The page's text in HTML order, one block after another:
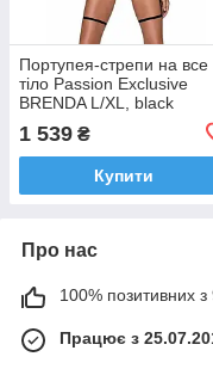
Портупея-стрепи на все
тіло Passion Exclusive
BRENDA L/XL, black
1 539 ₴
Купити
Про нас
100% позитивних з
Працює з